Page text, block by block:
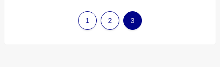
1 2 3